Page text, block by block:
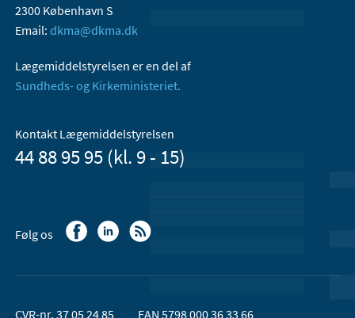
2300 København S
Email: dkma@dkma.dk
Lægemiddelstyrelsen er en del af
Sundheds- og Kirkeministeriet.
Kontakt Lægemiddelstyrelsen
44 88 95 95 (kl. 9 - 15)
Følg os
CVR-nr. 37 05 24 85 EAN 5798 000 36 33 66